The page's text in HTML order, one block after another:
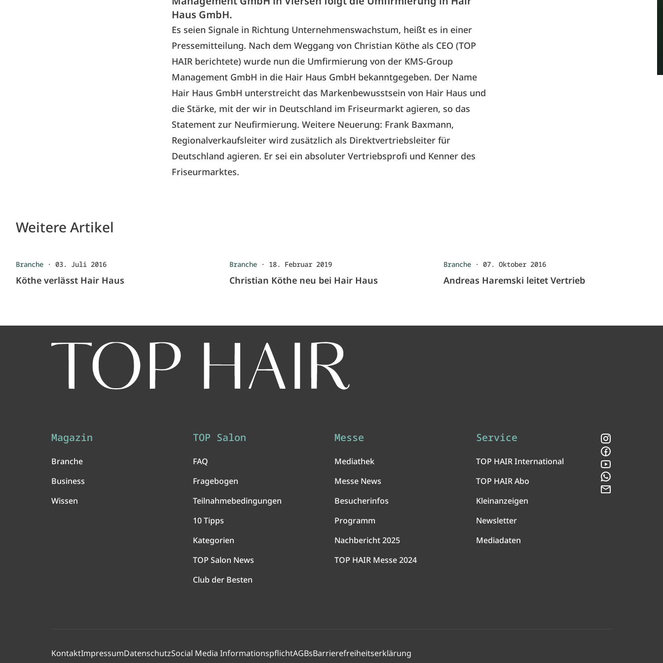
Haus GmbH.
Es seien Signale in Richtung Unternehmenswachstum, heißt es in einer
Pressemitteilung. Nach dem Weggang von Christian Köthe als CEO (TOP
HAIR berichtete) wurde nun die Umfirmierung von der KMS-Group
Management GmbH in die Hair Haus GmbH bekanntgegeben. Der Name
Hair Haus GmbH unterstreicht das Markenbewusstsein von Hair Haus und
die Stärke, mit der wir in Deutschland im Friseurmarkt agieren, so das
Statement zur Neufirmierung. Weitere Neuerung: Frank Baxmann,
Regionalverkaufsleiter wird zusätzlich als Direktvertriebsleiter für
Deutschland agieren. Er sei ein absoluter Vertriebsprofi und Kenner des
Friseurmarktes.
Weitere Artikel
Branche · 03. Juli 2016
Köthe verlässt Hair Haus
Branche · 18. Februar 2019
Christian Köthe neu bei Hair Haus
Branche· 07. Oktober 2016
Andreas Haremski leitet Vertrieb
Magazin
Branche
Business
Wissen
TOP Salon
FAQ
Fragebogen
Teilnahmebedingungen
10 Tipps
Kategorien
TOP Salon News
Club der Besten
Messe
Mediathek
Messe News
Besucherinfos
Programm
Nachbericht 2025
TOP HAIR Messe 2024
Service
TOP HAIR International
TOP HAIR Abo
Kleinanzeigen
Newsletter
Mediadaten
KontaktImpressumDatenschutzSocial Media InformationspflichtAGBsBarrierefreiheitserklärung